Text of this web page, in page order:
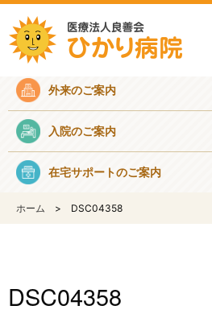
採用情報
外来のご案内
入院のご案内
在宅サポートのご案内
ホーム DSC04358
DSC04358